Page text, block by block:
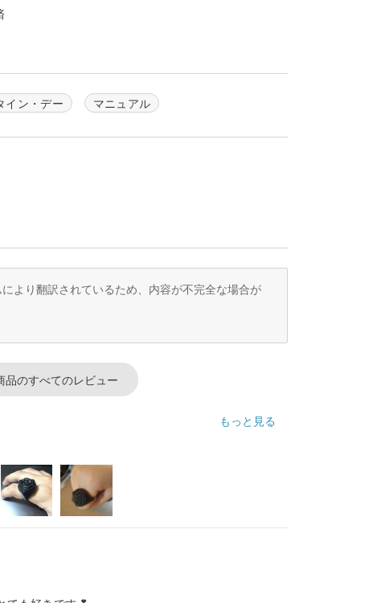
メカニズムと最小化、DIY木製の誘導リングのアイ
は、現代文明における科学技術の人々は、現代の技
と木材材料まで得ることができます。
いです
観を減らすことができ、そしてそれはカードまたは
ングを身に着けているの習慣を持っているが失わ
DIYリングはどこへ行く近接カードを、使用したい
ショッピングに乗るには非常に簡単ああです！
のリングを組み立てることができるように継続的な
作するように！
ようなはさみ/モバイル照明/コンテナ/近接カードな
を開始することができます準備ができています
こんにちは、単純なを完了するのに数分を確保しま
の新しい、壮大な木製のモデルとモデルのモデリン
常に美しく、非常に親切で、愛すべきです！
度といくつかの、簡単な成形工程、および収集価
ュエリーのコンセプト、滑らかな表面を持つ木製の
イン・デー マニュアル
より翻訳されているため、内容が不完全な場合が
品のすべてのレビュー
もっと見る